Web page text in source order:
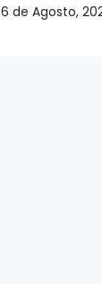
6 de Agosto,